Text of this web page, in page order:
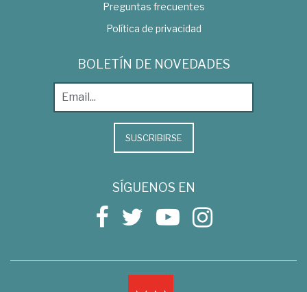
Preguntas frecuentes
Política de privacidad
BOLETÍN DE NOVEDADES
SUSCRIBIRSE
SÍGUENOS EN